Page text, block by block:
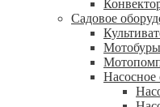
Садовое
Мотобуры
Насосное